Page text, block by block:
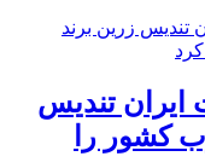
تندیس
کشور را